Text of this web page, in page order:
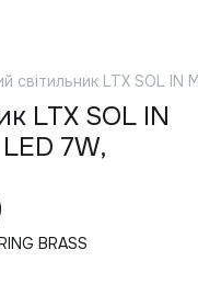
світильник LTX SOL IN
LTX SOL IN
7W,
BRASS